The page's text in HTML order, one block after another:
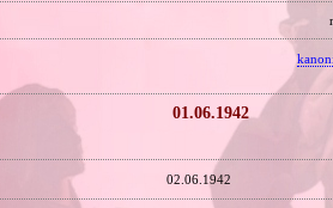
01.06.1942
02.06.1942